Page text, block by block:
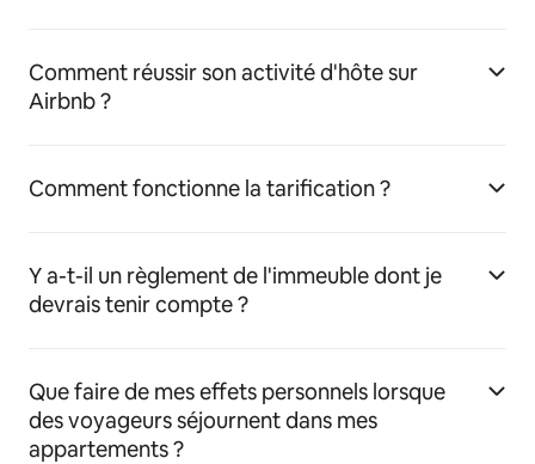
Comment réussir son activité d'hôte sur
Airbnb ?
Comment fonctionne la tarification ?
Y a-t-il un règlement de l'immeuble dont je
devrais tenir compte ?
Que faire de mes effets personnels lorsque
des voyageurs séjournent dans mes
appartements ?